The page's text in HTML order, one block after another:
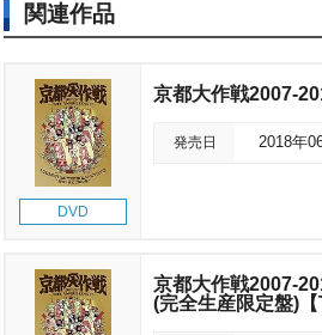
関連作品
DVD
京都大作戦2007-
発売日 2018年
京都大作戦2007-
(完全生産限定盤)